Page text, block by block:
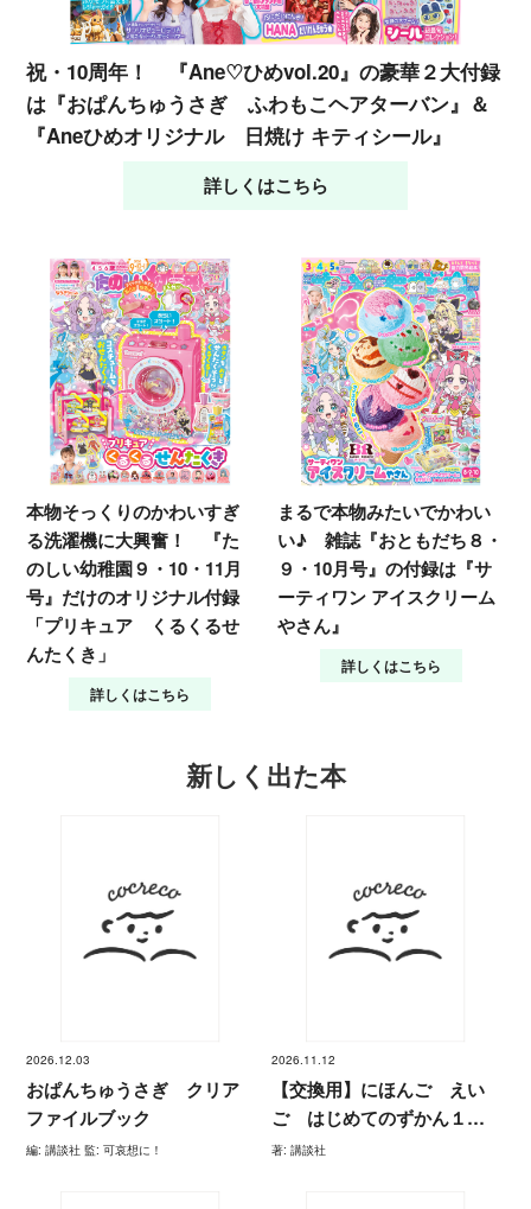
祝・10周年！ 『Ane♡ひめvol.20』の豪華２大付録
は『おぱんちゅうさぎ ふわもこヘアターバン』＆
『Aneひめオリジナル 日焼け キティシール』
詳しくはこちら
本物そっくりのかわいすぎ
る洗濯機に大興奮！ 『た
のしい幼稚園９・10・11月
号』だけのオリジナル付録
「プリキュア くるくるせ
んたくき」
詳しくはこちら
まるで本物みたいでかわい
い♪ 雑誌『おともだち８・
９・10月号』の付録は『サ
ーティワン アイスクリーム
やさん』
詳しくはこちら
新しく出た本
2026.12.03
おぱんちゅうさぎ クリア
ファイルブック
編: 講談社 監: 可哀想に！
2026.11.12
【交換用】にほんご えい
ご はじめてのずかん１２
００ 専用 おしゃべりタ
著: 講談社